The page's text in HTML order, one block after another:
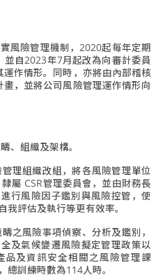
風險管理機制，2020起每年定期
自2023年7月起改為向審計委員
作情形。同時，亦將由內部稽核
，並將公司風險管理運作情形向
、組織及架構。
理組織改組，將各風險管理單位
屬 CSR管理委員會，並由財務長
行風險因子鑑別與風險控管，使
評估及執行等更有效率。
之風險事項偵察、分析及鑑別，
及氣候變遷風險擬定管理政策以
品及資訊安全相關之風險管理課
訓練時數為114人時。